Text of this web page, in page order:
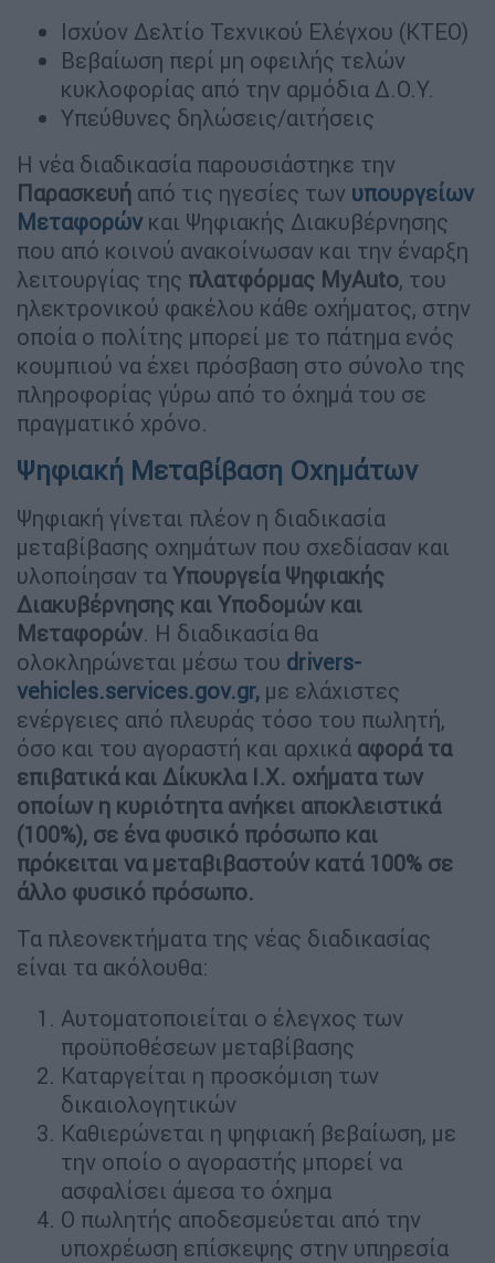
Ισχύον Δελτίο Τεχνικού Ελέγχου (ΚΤΕΟ)
Βεβαίωση περί μη οφειλής τελών
κυκλοφορίας από την αρμόδια Δ.Ο.Υ.
Υπεύθυνες δηλώσεις/αιτήσεις
Η νέα διαδικασία παρουσιάστηκε την
Παρασκευή από τις ηγεσίες των υπουργείων
Μεταφορώνκαι Ψηφιακής Διακυβέρνησης
που από κοινού ανακοίνωσαν και την έναρξη
λειτουργίας της πλατφόρμας MyAuto, του
ηλεκτρονικού φακέλου κάθε οχήματος, στην
οποία ο πολίτης μπορεί με το πάτημα ενός
κουμπιού να έχει πρόσβαση στο σύνολο της
πληροφορίας γύρω από το όχημά του σε
πραγματικό χρόνο.
Ψηφιακή Μεταβίβαση Οχημάτων
Ψηφιακή γίνεται πλέον η διαδικασία
μεταβίβασης οχημάτων που σχεδίασαν και
υλοποίησαν τα Υπουργεία Ψηφιακής
Διακυβέρνησης και Υποδομών και
Μεταφορών. Η διαδικασία θα
ολοκληρώνεται μέσω του drivers-
vehicles.services.gov.gr, με ελάχιστες
ενέργειες από πλευράς τόσο του πωλητή,
όσο και του αγοραστή και αρχικά αφορά τα
επιβατικά και Δίκυκλα Ι.Χ. οχήματα των
οποίων η κυριότητα ανήκει αποκλειστικά
(100%), σε ένα φυσικό πρόσωπο και
πρόκειται να μεταβιβαστούν κατά 100% σε
άλλο φυσικό πρόσωπο.
Τα πλεονεκτήματα της νέας διαδικασίας
είναι τα ακόλουθα:
Αυτοματοποιείται ο έλεγχος των
προϋποθέσεων μεταβίβασης
Καταργείται η προσκόμιση των
δικαιολογητικών
Καθιερώνεται η ψηφιακή βεβαίωση, με
την οποίο ο αγοραστής μπορεί να
ασφαλίσει άμεσα το όχημα
Ο πωλητής αποδεσμεύεται από την
υποχρέωση επίσκεψης στην υπηρεσία